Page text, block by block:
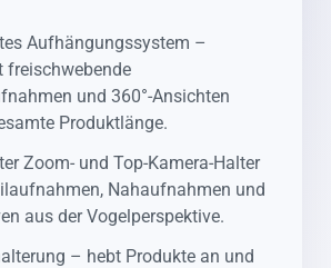
Aufhängungssystem –
freischwebende
und 360°-Ansichten
Produktlänge.
Zoom- und Top-Kamera-Halter
Nahaufnahmen und
aus der Vogelperspektive.
– hebt Produkte an und